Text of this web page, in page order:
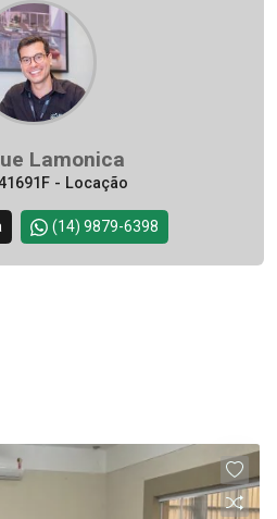
Lamonica
- Locação
(14) 9879-6398